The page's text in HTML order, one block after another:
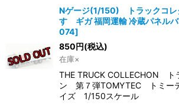
Nゲージ(1/150) トラックコレ
すゞギガ 福岡運輸 冷蔵パネル
074]
850円(税込)
在庫×
THE TRUCK COLLECHON ト
ン 第７弾TOMYTEC トミー
イズ 1/150スケール